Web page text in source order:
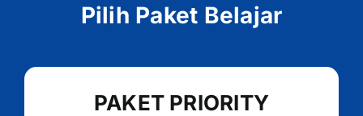
Pilih Paket Belajar
PAKET PRIORITY